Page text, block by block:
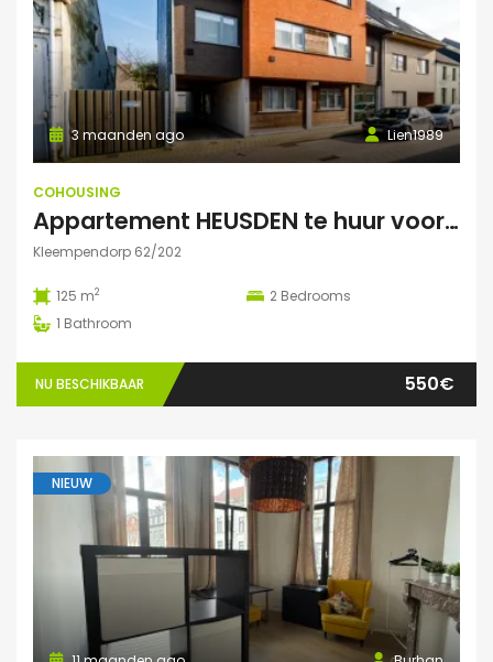
Lien1989
3 maanden ago
COHOUSING
Appartement HEUSDEN te huur voor COHOUSING
Kleempendorp 62/202
125 m2 2 Bedrooms
1 Bathroom
NU BESCHIKBAAR 550€
NIEUW